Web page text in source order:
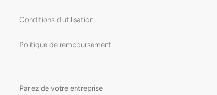
Conditions d'utilisation
Politique de remboursement
Parlez de votre entreprise